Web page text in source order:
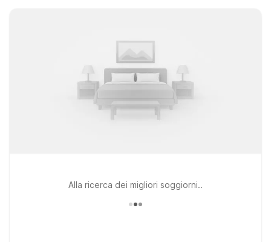
Alla ricerca dei migliori soggiorni..